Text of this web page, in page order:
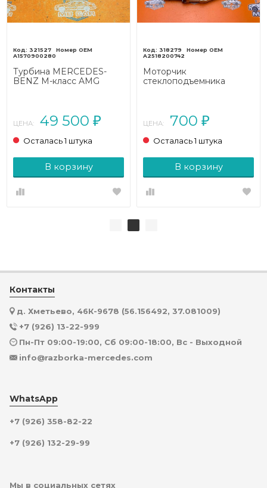
321527
A1570900280
Турбина MERCEDES-
BENZ M-класс AMG
ЦЕНА: 49 500 ₽
Осталась 1 штука
В корзину
318279
A2518200742
Моторчик
стеклоподъемника
7G-Tronic (272 л.с.)
ЦЕНА: 700 ₽
Осталась 1 штука
В корзину
Контакты
д. Хметьево, 46К-9678 (56.156492, 37.081009)
+7 (926) 13-22-999
Пн-Пт 09:00-19:00, Сб 09:00-18:00, Вс - Выходной
info@razborka-mercedes.com
WhatsApp
+7 (926) 358-82-22
+7 (926) 132-29-99
Мы в социальных сетях